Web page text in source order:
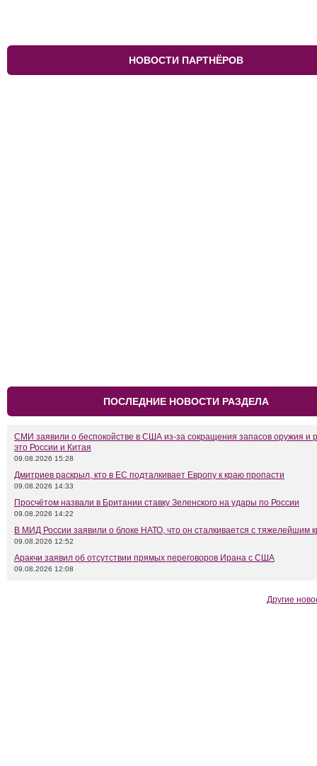
НОВОСТИ ПАРТНЁРОВ
ПОСЛЕДНИЕ НОВОСТИ РАЗДЕЛА
СМИ заявили о беспокойстве в США из-за сокращения запасов оружия и
это России и Китая
09.08.2026 15:28
Дмитриев раскрыл, кто в ЕС подталкивает Европу к краю пропасти
09.08.2026 14:33
Просчётом назвали в Британии ставку Зеленского на удары по России
09.08.2026 14:22
В МИД России заявили о блоке НАТО, что он сталкивается с тяжелейшим
09.08.2026 12:52
Аракчи заявил об отсутствии прямых переговоров Ирана с США
09.08.2026 12:08
Другие